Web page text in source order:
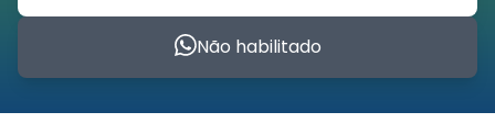
Não habilitado